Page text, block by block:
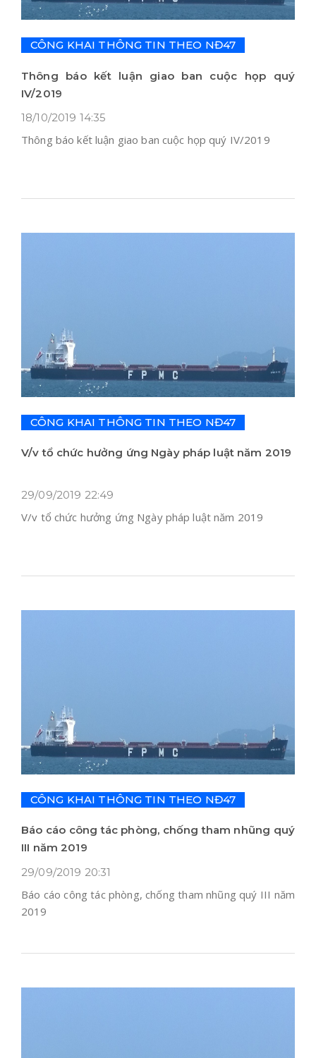
CÔNG KHAI THÔNG TIN THEO NĐ47
Thông báo kết luận giao ban cuộc họp quý
IV/2019
18/10/2019 14:35
Thông báo kết luận giao ban cuộc họp quý IV/2019
CÔNG KHAI THÔNG TIN THEO NĐ47
V/v tổ chức hưởng ứng Ngày pháp luật năm 2019
29/09/2019 22:49
V/v tổ chức hưởng ứng Ngày pháp luật năm 2019
CÔNG KHAI THÔNG TIN THEO NĐ47
Báo cáo công tác phòng, chống tham nhũng quý
III năm 2019
29/09/2019 20:31
Báo cáo công tác phòng, chống tham nhũng quý III năm
2019